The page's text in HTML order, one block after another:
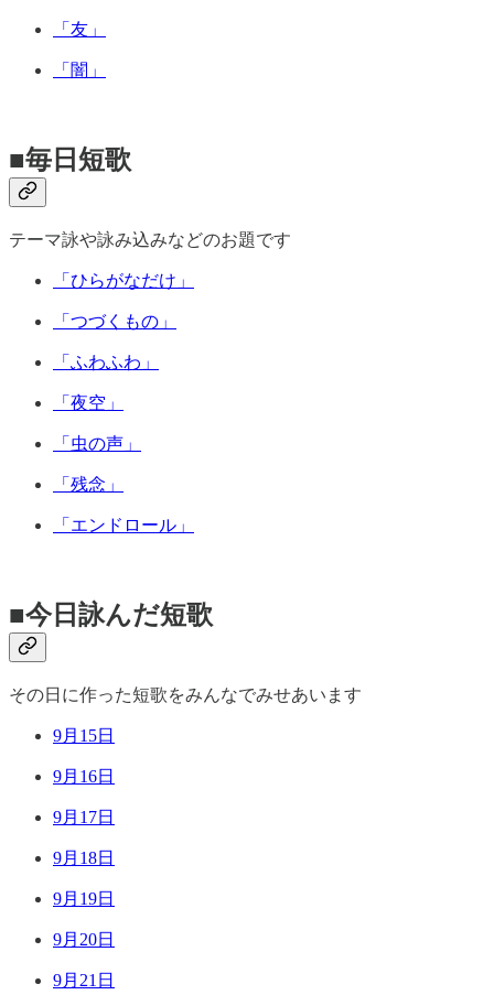
「友」
「闇」
■毎日短歌
テーマ詠や詠み込みなどのお題です
「ひらがなだけ」
「つづくもの」
「ふわふわ」
「夜空」
「虫の声」
「残念」
「エンドロール」
■今日詠んだ短歌
その日に作った短歌をみんなでみせあいます
9月15日
9月16日
9月17日
9月18日
9月19日
9月20日
9月21日